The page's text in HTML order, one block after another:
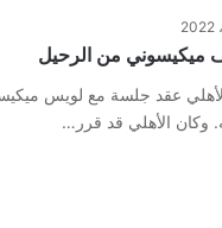
ميكيسوني من الرحيل
عقد جلسة مع لويس
وكان الأهلي قد قرر…